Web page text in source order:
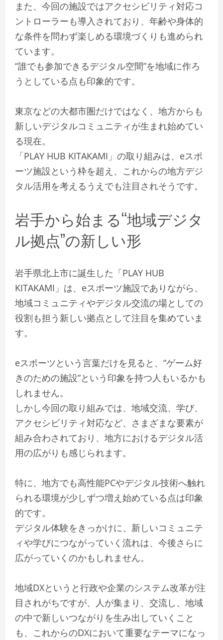
また、今回の施設ではアクセシビリティ対応コ
ントローラーも導入されており、年齢や身体的
な条件を問わず楽しめる環境づくりも進められ
ています。
“誰でも参加できるデジタル空間”を地域に作ろ
うとしている点も印象的です。
東京などの大都市圏だけではなく、地方からも
新しいデジタルコミュニティが生まれ始めてい
る現在。
「PLAY HUB KITAKAMI」の取り組みは、eスポ
ーツ施設という枠を超え、これからの地方デジ
タル活用を考えるうえでも注目されそうです。
岩手から始まる“地域デジタ
ル拠点”の新しい形
岩手県北上市に誕生した「PLAY HUB
KITAKAMI」は、eスポーツ施設でありながら、
地域コミュニティやデジタル交流の場としての
役割も担う新しい拠点として注目を集めていま
す。
eスポーツという言葉だけを見ると、“ゲーム好
きのための施設”という印象を持つ人もいるかも
しれません。
しかし今回の取り組みでは、地域交流、学び、
アクセシビリティ対応など、さまざまな要素が
組み合わされており、地方におけるデジタル活
用の広がりも感じられます。
特に、地方でも高性能PCやデジタル技術へ触れ
られる環境が少しずつ増え始めている点は印象
的です。
デジタル体験をきっかけに、新しいコミュニテ
ィや学びにつながっていく流れは、今後さらに
広がっていくのかもしれません。
地域DXというと行政や企業のシステム改革が注
目されがちですが、人が集まり、交流し、地域
の中で新しいつながりを生み出していくこと
も、これからのDXにおいて重要なテーマになっ